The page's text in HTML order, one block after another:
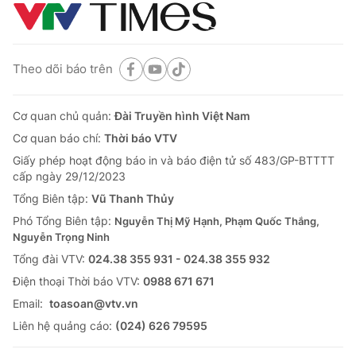
Theo dõi báo trên
Cơ quan chủ quản:Đài Truyền hình Việt Nam
Cơ quan báo chí: Thời báo VTV
Giấy phép hoạt động báo in và báo điện tử số 483/GP-BTTTT
cấp ngày 29/12/2023
Tổng Biên tập: Vũ Thanh Thủy
Phó Tổng Biên tập: Nguyễn Thị Mỹ Hạnh, Phạm Quốc Thắng,
Nguyễn Trọng Ninh
Tổng đài VTV: 024.38 355 931 - 024.38 355 932
Ðiện thoại Thời báo VTV: 0988 671 671
Email: toasoan@vtv.vn
Liên hệ quảng cáo: (024) 626 79595